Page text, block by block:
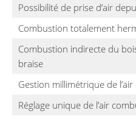
Possibilité de prise d’air
Combustion totalement
Combustion indirecte du
braise
Gestion millimétrique de l’air
Réglage unique de l’air